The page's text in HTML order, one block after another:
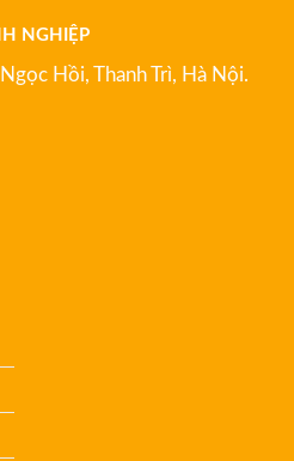
NGHIỆP
Hồi, Thanh Trì, Hà Nội.